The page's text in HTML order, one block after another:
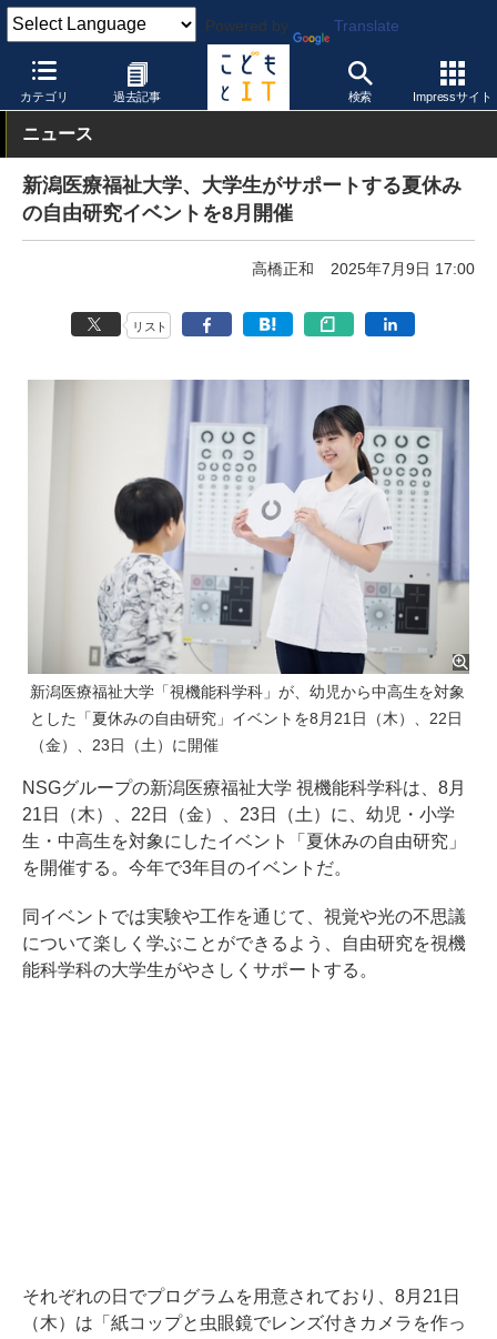
Powered by Translate
カテゴリ 過去記事 検索 Impressサイト
こどもとIT トピック 夏休み
ニュース
新潟医療福祉大学、大学生がサポートする夏休み
の自由研究イベントを8月開催
高橋正和 2025年7月9日 17:00
リスト
新潟医療福祉大学「視機能科学科」が、幼児から中高生を対象
とした「夏休みの自由研究」イベントを8月21日（木）、22日
（金）、23日（土）に開催
NSGグループの新潟医療福祉大学 視機能科学科は、8月
21日（木）、22日（金）、23日（土）に、幼児・小学
生・中高生を対象にしたイベント「夏休みの自由研究」
を開催する。今年で3年目のイベントだ。
同イベントでは実験や工作を通じて、視覚や光の不思議
について楽しく学ぶことができるよう、自由研究を視機
能科学科の大学生がやさしくサポートする。
それぞれの日でプログラムを用意されており、8月21日
（木）は「紙コップと虫眼鏡でレンズ付きカメラを作っ